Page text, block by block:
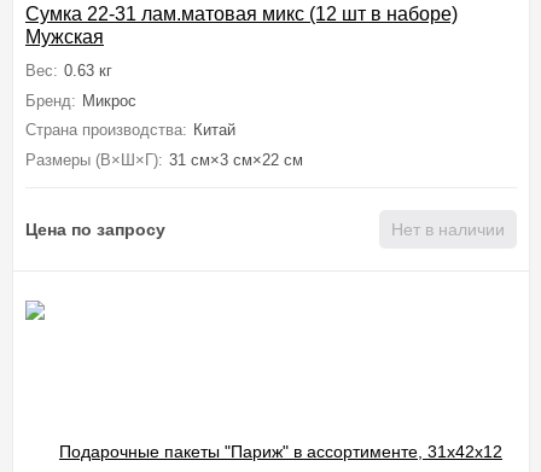
Сумка 22-31 лам.матовая микс (12 шт в наборе)
Мужская
Вес: 0.63 кг
Бренд: Микрос
Страна производства: Китай
Размеры (В×Ш×Г): 31 см×3 см×22 см
Цена по запросу Нет в наличии